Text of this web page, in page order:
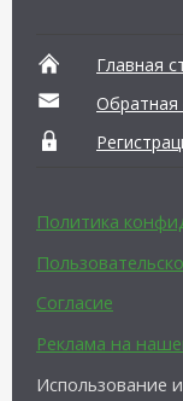
Главная
Обратная
Политика
Согласие
Реклама на
Использование